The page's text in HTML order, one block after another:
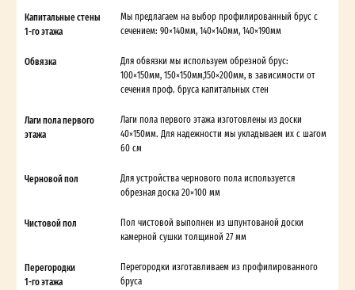
Капитальные стены
1-го этажа
Мы предлагаем на выбор профилированный брус с
сечением: 90×140мм, 140×140мм, 140×190мм
Обвязка
Для обвязки мы используем обрезной брус:
100×150мм, 150×150мм,150×200мм, в зависимости от
сечения проф. бруса капитальных стен
Лаги пола первого
этажа
Лаги пола первого этажа изготовлены из доски
40×150мм. Для надежности мы укладываем их с шагом
60 см
Черновой пол
Для устройства чернового пола используется
обрезная доска 20×100 мм
Чистовой пол
Пол чистовой выполнен из шпунтованой доски
камерной сушки толщиной 27 мм
Перегородки
1-го этажа
Перегородки изготавливаем из профилированного
бруса